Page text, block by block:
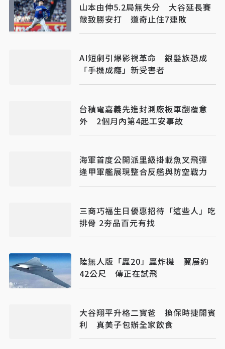
山本由伸5.2局無失分 大谷延長賽
敲致勝安打 道奇止住7連敗
AI短劇引爆影視革命 銀髮族恐成
「手機成癮」新受害者
台積電嘉義先進封測廠板車翻覆意
外 2個月內第4起工安事故
海軍首度公開派里級掛載魚叉飛彈
逢甲軍艦展現整合反艦與防空戰力
三商巧福生日優惠招待「這些人」吃
排骨 2夯品百元有找
陸無人版「轟20」轟炸機 翼展約
42公尺 傳正在試飛
大谷翔平升格二寶爸 換保時捷開賓
利 真美子包辦全家飲食